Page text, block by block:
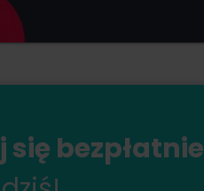
bezpłatnie